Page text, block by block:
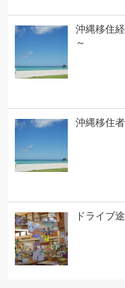
沖縄移住
～
沖縄移住
ドライブ